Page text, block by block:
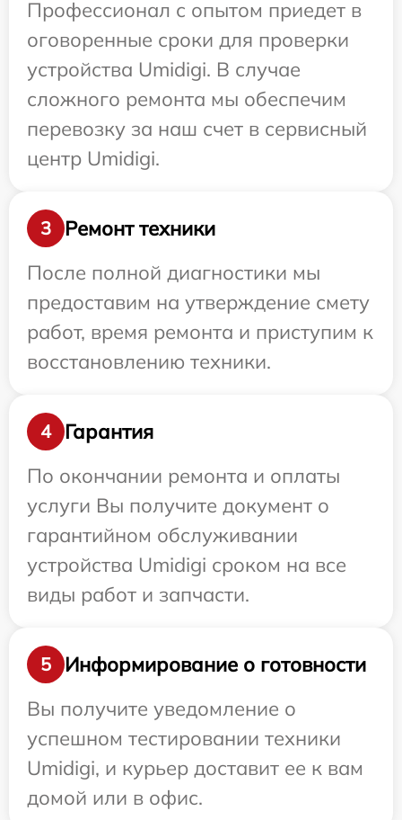
Профессионал с опытом приедет в
оговоренные сроки для проверки
устройства Umidigi. В случае
сложного ремонта мы обеспечим
перевозку за наш счет в сервисный
центр Umidigi.
3
Ремонт техники
После полной диагностики мы
предоставим на утверждение смету
работ, время ремонта и приступим к
восстановлению техники.
4
Гарантия
По окончании ремонта и оплаты
услуги Вы получите документ о
гарантийном обслуживании
устройства Umidigi сроком на все
виды работ и запчасти.
5
Информирование о готовности
Вы получите уведомление о
успешном тестировании техники
Umidigi, и курьер доставит ее к вам
домой или в офис.